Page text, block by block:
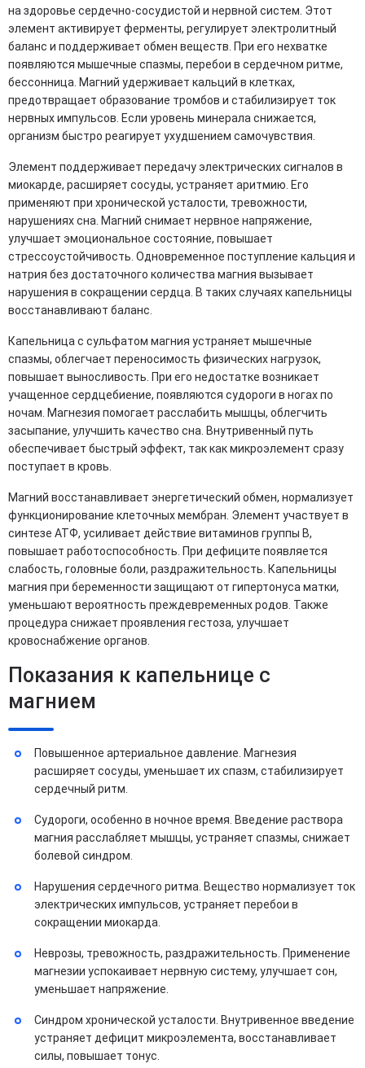
на здоровье сердечно-сосудистой и нервной систем. Этот
элемент активирует ферменты, регулирует электролитный
баланс и поддерживает обмен веществ. При его нехватке
появляются мышечные спазмы, перебои в сердечном ритме,
бессонница. Магний удерживает кальций в клетках,
предотвращает образование тромбов и стабилизирует ток
нервных импульсов. Если уровень минерала снижается,
организм быстро реагирует ухудшением самочувствия.
Элемент поддерживает передачу электрических сигналов в
миокарде, расширяет сосуды, устраняет аритмию. Его
применяют при хронической усталости, тревожности,
нарушениях сна. Магний снимает нервное напряжение,
улучшает эмоциональное состояние, повышает
стрессоустойчивость. Одновременное поступление кальция и
натрия без достаточного количества магния вызывает
нарушения в сокращении сердца. В таких случаях капельницы
восстанавливают баланс.
Капельница с сульфатом магния устраняет мышечные
спазмы, облегчает переносимость физических нагрузок,
повышает выносливость. При его недостатке возникает
учащенное сердцебиение, появляются судороги в ногах по
ночам. Магнезия помогает расслабить мышцы, облегчить
засыпание, улучшить качество сна. Внутривенный путь
обеспечивает быстрый эффект, так как микроэлемент сразу
поступает в кровь.
Магний восстанавливает энергетический обмен, нормализует
функционирование клеточных мембран. Элемент участвует в
синтезе АТФ, усиливает действие витаминов группы B,
повышает работоспособность. При дефиците появляется
слабость, головные боли, раздражительность. Капельницы
магния при беременности защищают от гипертонуса матки,
уменьшают вероятность преждевременных родов. Также
процедура снижает проявления гестоза, улучшает
кровоснабжение органов.
Показания к капельнице с
магнием
Повышенное артериальное давление. Магнезия
расширяет сосуды, уменьшает их спазм, стабилизирует
сердечный ритм.
Судороги, особенно в ночное время. Введение раствора
магния расслабляет мышцы, устраняет спазмы, снижает
болевой синдром.
Нарушения сердечного ритма. Вещество нормализует ток
электрических импульсов, устраняет перебои в
сокращении миокарда.
Неврозы, тревожность, раздражительность. Применение
магнезии успокаивает нервную систему, улучшает сон,
уменьшает напряжение.
Синдром хронической усталости. Внутривенное введение
устраняет дефицит микроэлемента, восстанавливает
силы, повышает тонус.